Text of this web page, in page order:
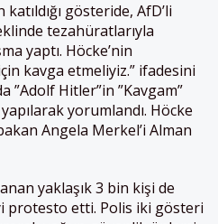
katıldığı gösteride, AfD’li
tezahüratlarıyla
yaptı. Höcke’nin
kavga etmeliyiz.” ifadesini
”Adolf Hitler”in ”Kavgam”
yorumlandı. Höcke
Angela Merkel’i Alman
yaklaşık 3 bin kişi de
protesto etti. Polis iki gösteri